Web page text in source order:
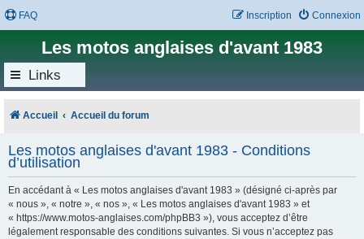
FAQ Connexion
Inscription
Les motos anglaises d'avant 1983
Links
Accueil Accueil du forum
Les motos anglaises d'avant 1983 - Conditions
d’utilisation
En accédant à « Les motos anglaises d'avant 1983 » (désigné ci-après par
« nous », « notre », « nos », « Les motos anglaises d'avant 1983 » et
« https://www.motos-anglaises.com/phpBB3 »), vous acceptez d’être
légalement responsable des conditions suivantes. Si vous n’acceptez pas